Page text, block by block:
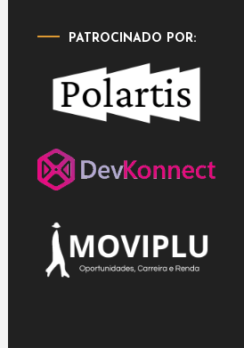
PATROCINADO POR: